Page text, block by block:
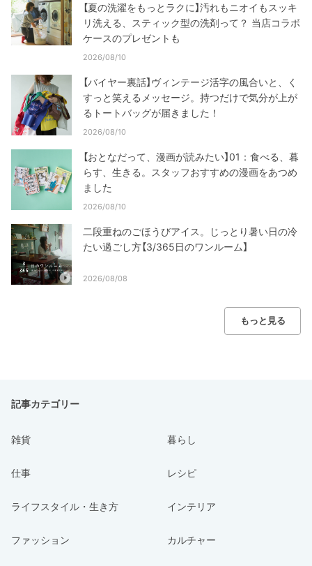
【夏の洗濯をもっとラクに】汚れもニオイもスッキ
リ洗える、スティック型の洗剤って？ 当店コラボ
ケースのプレゼントも
2026/08/10
【バイヤー裏話】ヴィンテージ活字の風合いと、く
すっと笑えるメッセージ。持つだけで気分が上が
るトートバッグが届きました！
2026/08/10
【おとなだって、漫画が読みたい】01：食べる、暮
らす、生きる。スタッフおすすめの漫画をあつめ
ました
2026/08/10
二段重ねのごほうびアイス。じっとり暑い日の冷
たい過ごし方【3/365日のワンルーム】
2026/08/08
もっと見る
記事カテゴリー
雑貨 暮らし
仕事 レシピ
ライフスタイル・生き方 インテリア
ファッション カルチャー